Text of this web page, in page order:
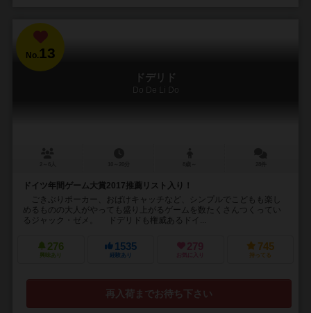
No.13
ドデリド
Do De Li Do
ドイツ年間ゲーム大賞2017推薦リスト入り！
ごきぶりポーカー、おばけキャッチなど、シンプルでこどもも楽し
めるものの大人がやっても盛り上がるゲームを数たくさんつくってい
るジャック・ゼメ。 ドデリドも権威あるドイ...
276
興味あり
1535
経験あり
279
お気に入り
745
持ってる
再入荷までお待ち下さい